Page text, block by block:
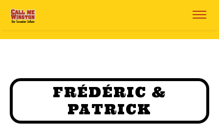
FRÉDÉRIC &
PATRICK